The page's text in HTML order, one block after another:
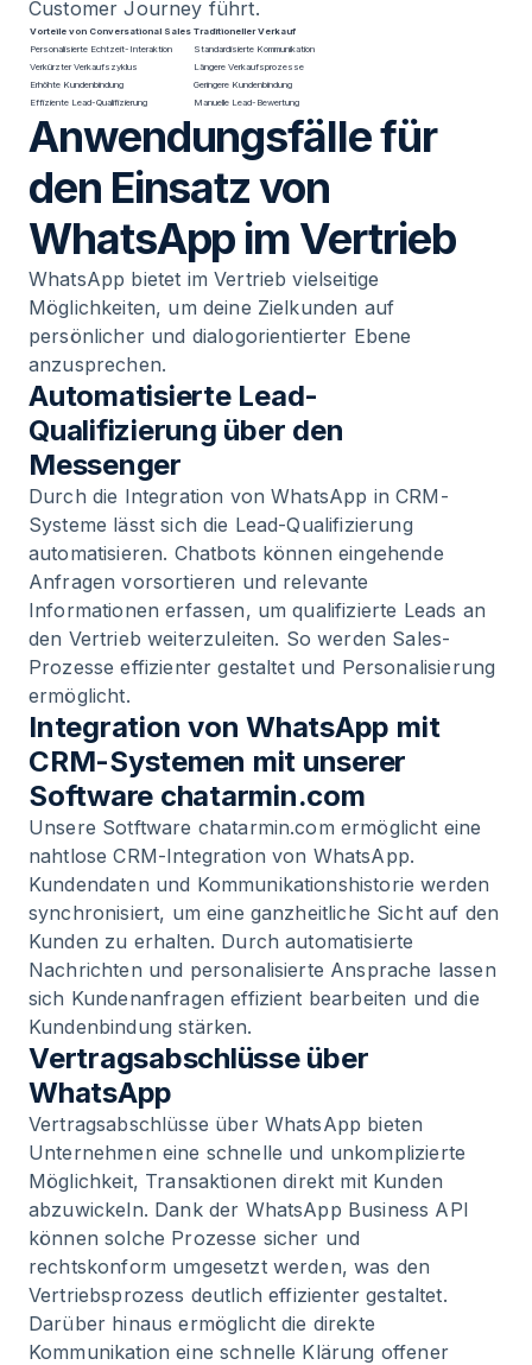
Customer Journey führt.
Vorteile von Conversational Sales Traditioneller Verkauf
Personalisierte Echtzeit-Interaktion
Standardisierte Kommunikation
Verkürzter Verkaufszyklus
Längere Verkaufsprozesse
Erhöhte Kundenbindung
Geringere Kundenbindung
Effiziente Lead-Qualifizierung
Manuelle Lead-Bewertung
Anwendungsfälle für
den Einsatz von
WhatsApp im Vertrieb
WhatsApp bietet im Vertrieb vielseitige
Möglichkeiten, um deine Zielkunden auf
persönlicher und dialogorientierter Ebene
anzusprechen.
Automatisierte Lead-
Qualifizierung über den
Messenger
Durch die Integration von WhatsApp in CRM-
Systeme lässt sich die Lead-Qualifizierung
automatisieren. Chatbots können eingehende
Anfragen vorsortieren und relevante
Informationen erfassen, um qualifizierte Leads an
den Vertrieb weiterzuleiten. So werden Sales-
Prozesse effizienter gestaltet und Personalisierung
ermöglicht.
Integration von WhatsApp mit
CRM-Systemen mit unserer
Software chatarmin.com
Unsere Sotftware chatarmin.com ermöglicht eine
nahtlose CRM-Integration von WhatsApp.
Kundendaten und Kommunikationshistorie werden
synchronisiert, um eine ganzheitliche Sicht auf den
Kunden zu erhalten. Durch automatisierte
Nachrichten und personalisierte Ansprache lassen
sich Kundenanfragen effizient bearbeiten und die
Kundenbindung stärken.
Vertragsabschlüsse über
WhatsApp
Vertragsabschlüsse über WhatsApp bieten
Unternehmen eine schnelle und unkomplizierte
Möglichkeit, Transaktionen direkt mit Kunden
abzuwickeln. Dank der WhatsApp Business API
können solche Prozesse sicher und
rechtskonform umgesetzt werden, was den
Vertriebsprozess deutlich effizienter gestaltet.
Darüber hinaus ermöglicht die direkte
Kommunikation eine schnelle Klärung offener